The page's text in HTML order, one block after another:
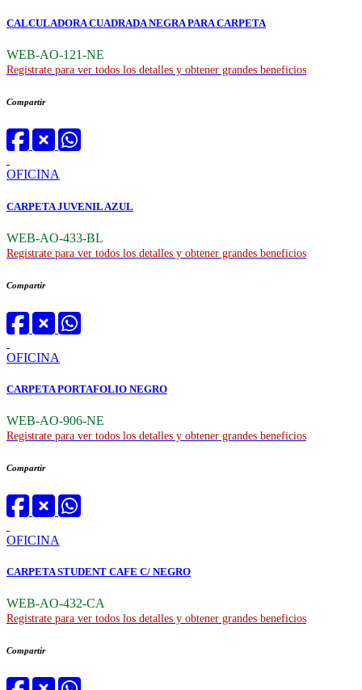
CALCULADORA CUADRADA NEGRA PARA CARPETA
WEB-AO-121-NE
Registrate para ver todos los detalles y obtener grandes beneficios
Compartir
OFICINA
CARPETA JUVENIL AZUL
WEB-AO-433-BL
Registrate para ver todos los detalles y obtener grandes beneficios
Compartir
OFICINA
CARPETA PORTAFOLIO NEGRO
WEB-AO-906-NE
Registrate para ver todos los detalles y obtener grandes beneficios
Compartir
OFICINA
CARPETA STUDENT CAFE C/ NEGRO
WEB-AO-432-CA
Registrate para ver todos los detalles y obtener grandes beneficios
Compartir